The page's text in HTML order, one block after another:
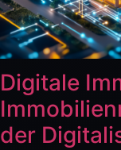
Digitale
der